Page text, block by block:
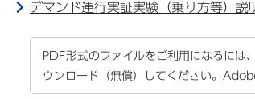
デマンド運行実証実験（乗り方等）説
PDF形式のファイルをご利用になるに
ウンロード（無償）してください。